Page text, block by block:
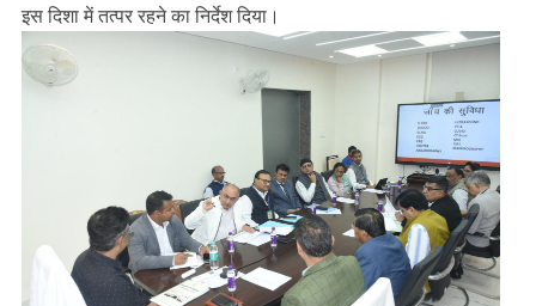
इस दिशा में तत्पर रहने का निर्देश दिया।